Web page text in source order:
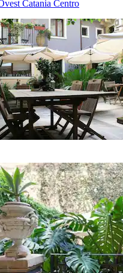
Catania Centro